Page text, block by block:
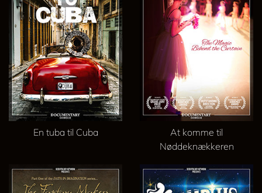
En tuba til Cuba
At komme til
Nøddeknækkeren